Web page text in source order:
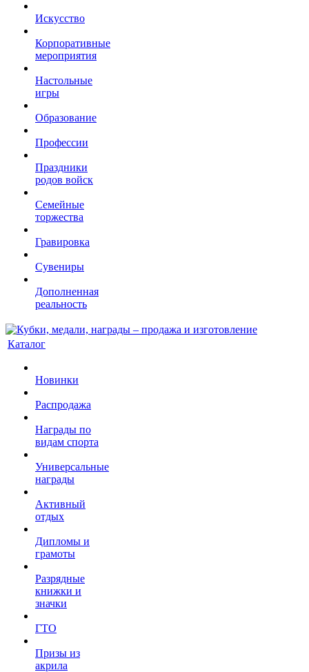
Искусство
Корпоративные
мероприятия
Настольные
игры
Образование
Профессии
Праздники
родов войск
Семейные
торжества
Гравировка
Сувениры
Дополненная
реальность
Каталог
Новинки
Распродажа
Награды по
видам спорта
Универсальные
награды
Активный
отдых
Дипломы и
грамоты
Разрядные
книжки и
значки
ГТО
Призы из
акрила